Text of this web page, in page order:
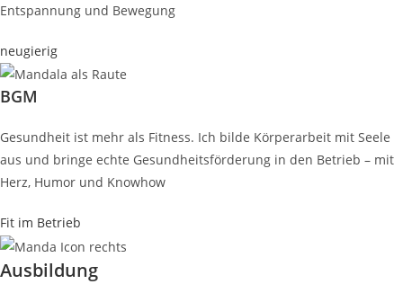
Entspannung und Bewegung
neugierig
BGM
Gesundheit ist mehr als Fitness. Ich bilde Körperarbeit mit Seele
aus und bringe echte Gesundheitsförderung in den Betrieb – mit
Herz, Humor und Knowhow
Fit im Betrieb
Ausbildung